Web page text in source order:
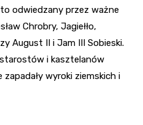
odwiedzany przez ważne
Chrobry, Jagiełło,
August II i Jam III Sobieski.
i kasztelanów
wyroki ziemskich i